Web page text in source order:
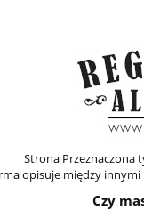
Strona Przeznaczona
opisuje między
Czy